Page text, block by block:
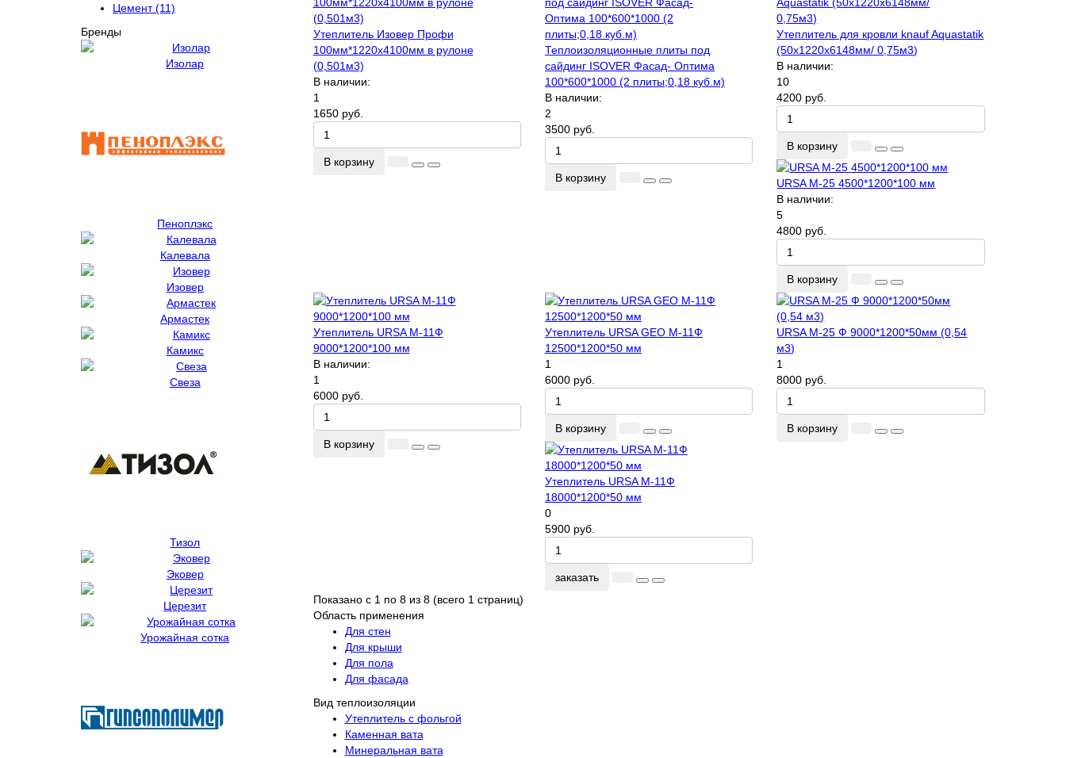
Цемент (11)
Бренды
Изолар
Пеноплэкс
Калевала
Изовер
Армастек
Камикс
Свеза
Тизол
Эковер
Церезит
Урожайная сотка
Утеплитель Изовер Профи
100мм*1220х4100мм в рулоне
(0,501м3)
В наличии:
1
1650 руб.
В корзину
Теплоизоляционные плиты под
сайдинг ISOVER Фасад- Оптима
100*600*1000 (2 плиты;0,18 куб.м)
В наличии:
2
3500 руб.
В корзину
Утеплитель для кровли knauf Aquastatik
(50х1220х6148мм/ 0,75м3)
В наличии:
10
4200 руб.
В корзину
URSA М-25 4500*1200*100 мм
В наличии:
5
4800 руб.
В корзину
Утеплитель URSA М-11Ф
9000*1200*100 мм
В наличии:
1
6000 руб.
В корзину
Утеплитель URSA GEO М-11Ф
12500*1200*50 мм
1
6000 руб.
В корзину
URSA М-25 Ф 9000*1200*50мм (0,54
м3)
1
8000 руб.
В корзину
Утеплитель URSA М-11Ф
18000*1200*50 мм
0
5900 руб.
заказать
Показано с 1 по 8 из 8 (всего 1 страниц)
Область применения
Для стен
Для крыши
Для пола
Для фасада
Вид теплоизоляции
Утеплитель с фольгой
Каменная вата
Минеральная вата